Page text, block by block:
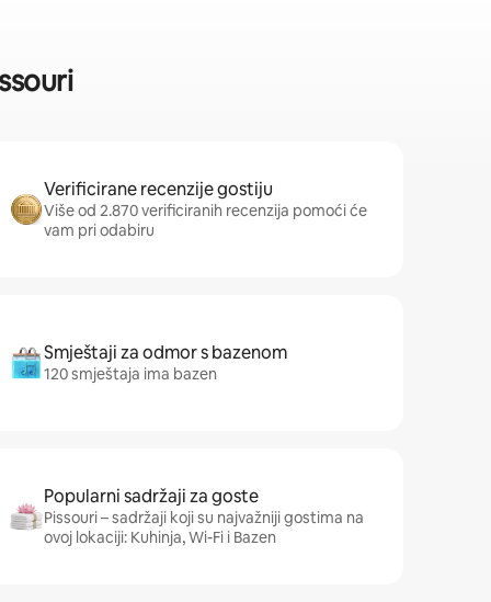
Verificirane recenzije gostiju
Više od 2.870 verificiranih recenzija pomoći će
vam pri odabiru
Smještaji za odmor s bazenom
120 smještaja ima bazen
Popularni sadržaji za goste
Pissouri – sadržaji koji su najvažniji gostima na
ovoj lokaciji: Kuhinja, Wi-Fi i Bazen